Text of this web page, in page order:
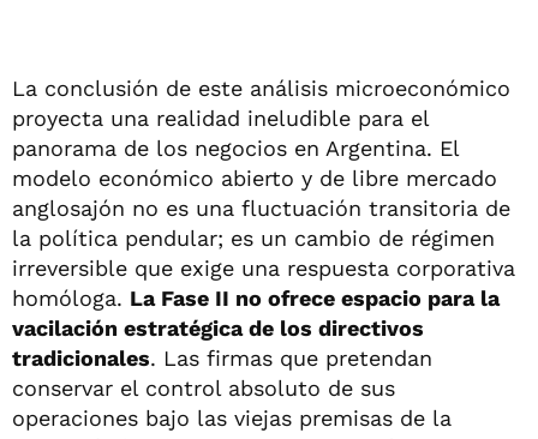
La conclusión de este análisis microeconómico
proyecta una realidad ineludible para el
panorama de los negocios en Argentina. El
modelo económico abierto y de libre mercado
anglosajón no es una fluctuación transitoria de
la política pendular; es un cambio de régimen
irreversible que exige una respuesta corporativa
homóloga. La Fase II no ofrece espacio para la
vacilación estratégica de los directivos
tradicionales. Las firmas que pretendan
conservar el control absoluto de sus
operaciones bajo las viejas premisas de la